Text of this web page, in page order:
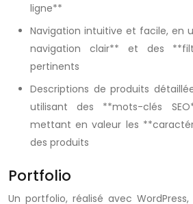
ligne**
Navigation intuitive et facile, en
navigation clair** et des
pertinents
Descriptions de produits
utilisant des **mots-clés
mettant en valeur les
des produits
Portfolio
Un portfolio, réalisé avec